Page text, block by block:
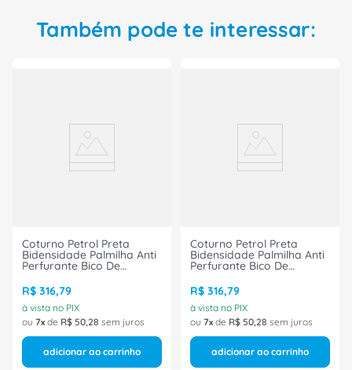
Também pode te interessar:
Coturno Petrol Preta
Bidensidade Palmilha Anti
Perfurante Bico De
4087HTPL1662 Tamanho
38 CA 30535 Bracol
R$ 316,79
à vista no PIX
ou 7 de R$ 50,28 sem juros
adicionar ao carrinho
Coturno Petrol Preta
Bidensidade Palmilha Anti
Perfurante Bico De
4087HTPL1662 Tamanho
34 CA 30535 Bracol
R$ 316,79
à vista no PIX
ou 7 de R$ 50,28 sem juros
adicionar ao carrinho